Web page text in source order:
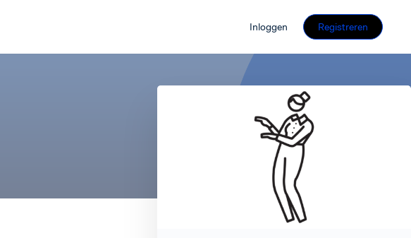
Inloggen Registreren